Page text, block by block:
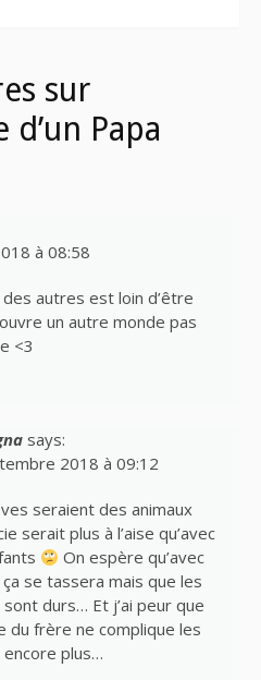
sur
d’un Papa
à 08:58
autres est loin d’être
un autre monde pas
<3
says:
2018 à 09:12
seraient des animaux
serait plus à l’aise qu’avec
On espère qu’avec
ça se tassera mais que les
durs… Et j’ai peur que
du frère ne complique les
encore plus…